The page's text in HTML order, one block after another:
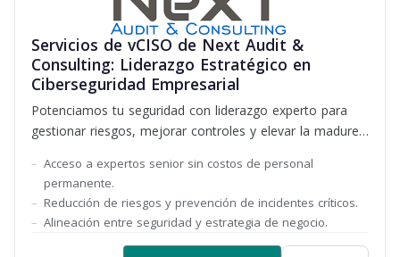
Servicios de vCISO de Next Audit &
Consulting: Liderazgo Estratégico en
Ciberseguridad Empresarial
Potenciamos tu seguridad con liderazgo experto para
gestionar riesgos, mejorar controles y elevar la madurez
Acceso a expertos senior sin costos de personal
permanente.
Reducción de riesgos y prevención de incidentes críticos.
Alineación entre seguridad y estrategia de negocio.